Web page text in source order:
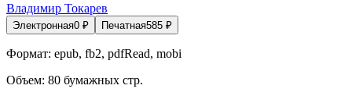
Владимир Токарев
Электронная0 ₽ Печатная585 ₽
Формат: epub, fb2, pdfRead, mobi
Объем: 80 бумажных стр.